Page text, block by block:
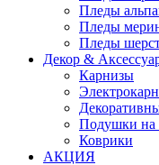
Пледы
Пледы
Пледы
Декор &
Карнизы
Подушки на
Коврики
АКЦИЯ